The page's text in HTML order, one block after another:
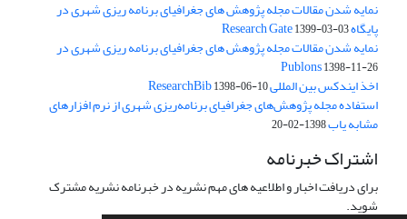
نمایه شدن مقالات مجله پژوهش های جغرافیای برنامه ریزی شهری در
پایگاه Research Gate1399-03-03
نمایه شدن مقالات مجله پژوهش های جغرافیای برنامه ریزی شهری در
Publons1398-11-26
اخذ ایندکس بین المللی ResearchBib1398-06-10
استفاده مجله پژوهش‌های جغرافیای برنامه‌ریزی شهری از نرم افزارهای
مشابه یاب1398-02-20
اشتراک خبرنامه
برای دریافت اخبار و اطلاعیه های مهم نشریه در خبرنامه نشریه مشترک
شوید.